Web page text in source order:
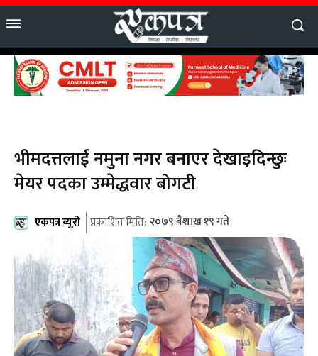
भीमदत्तलाई नमुना नगर बनाएर देखाइदिन्छुः
मेयर पदका उम्मेद्धवार बोगटी
एकपत्र ब्युरो प्रकाशित मिति: २०७९ बैशाख १९ गते